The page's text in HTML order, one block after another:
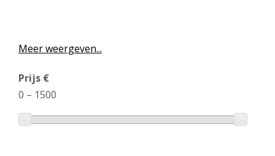
Meer weergeven...
Prijs €
0 – 1500